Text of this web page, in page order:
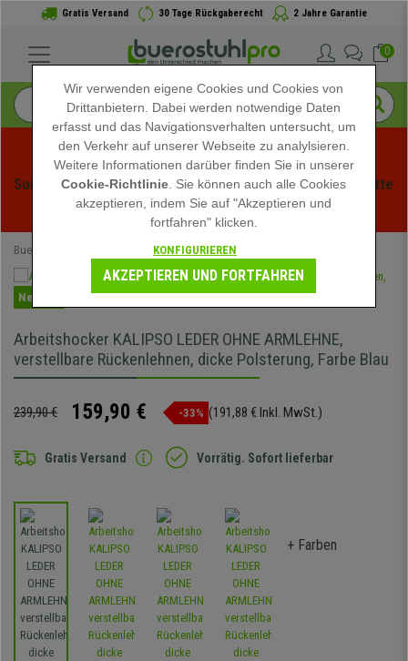
Gratis Versand 30 Tage Rückgaberecht 2 Jahre Garantie
0
Sommerschlussverauf bei buerstuhlpro! Exklusive Rabatte
für kurze Zeit - Aktion ansehen -
Buerostuhlpro Hocker Arbeitshocker
Neuheit
Arbeitshocker KALIPSO LEDER OHNE ARMLEHNE,
verstellbare Rückenlehnen, dicke Polsterung, Farbe Blau
239,90 € 159,90 € -33% (191,88 € Inkl. MwSt.)
Gratis Versand Vorrätig. Sofort lieferbar
+ Farben
Wir verwenden eigene Cookies und Cookies von
Drittanbietern. Dabei werden notwendige Daten
erfasst und das Navigationsverhalten untersucht, um
den Verkehr auf unserer Webseite zu analylsieren.
Weitere Informationen darüber finden Sie in unserer
Cookie-Richtlinie . Sie können auch alle Cookies
akzeptieren, indem Sie auf "Akzeptieren und
fortfahren" klicken.
KONFIGURIEREN
AKZEPTIEREN UND FORTFAHREN